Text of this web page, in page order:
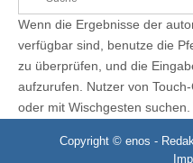
s
n
a
v
e
f
Wenn die Ergebnisse der
verfügbar sind, benutze die
zu überprüfen, und die
aufzurufen. Nutzer von
oder mit Wischgesten suchen.
Copyright © enos -